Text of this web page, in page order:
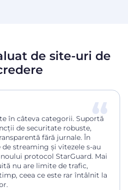
de site-uri de
în câteva categorii. Suportă
de securitate robuste,
fără jurnale. În
streaming și vitezele s-au
protocol StarGuard. Mai
nu are limite de trafic,
ceea ce este rar întâlnit la